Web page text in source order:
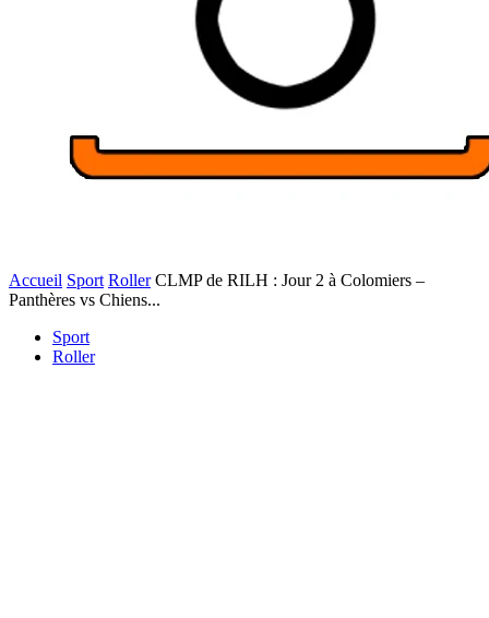
Accueil Sport Roller CLMP de RILH : Jour 2 à Colomiers –
Panthères vs Chiens...
Sport
Roller